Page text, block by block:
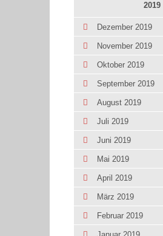
2019
Dezember 2019
November 2019
Oktober 2019
September 2019
August 2019
Juli 2019
Juni 2019
Mai 2019
April 2019
März 2019
Februar 2019